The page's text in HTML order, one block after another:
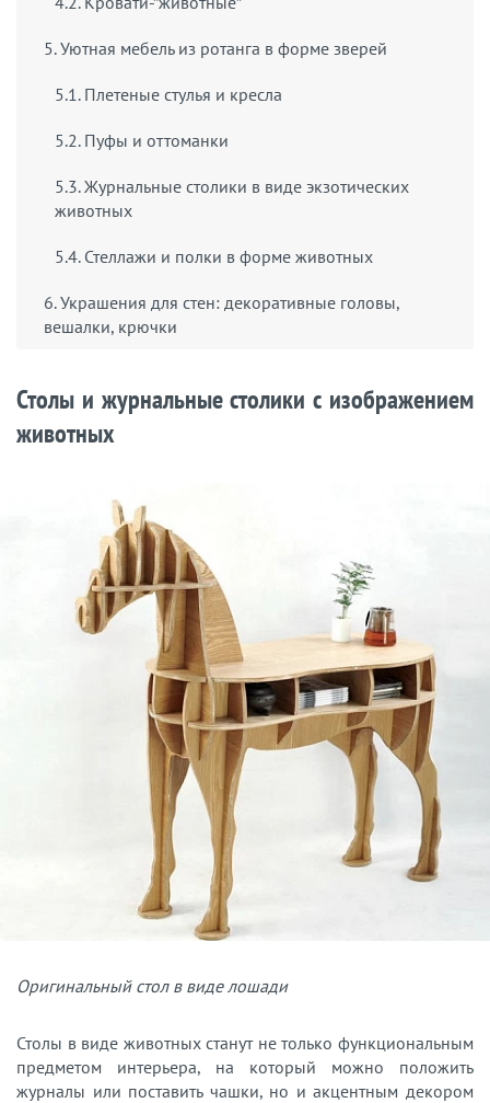
5. Уютная мебель из ротанга в форме зверей
5.1. Плетеные стулья и кресла
5.2. Пуфы и оттоманки
5.3. Журнальные столики в виде экзотических
животных
5.4. Стеллажи и полки в форме животных
6. Украшения для стен: декоративные головы,
вешалки, крючки
Столы и журнальные столики с изображением
животных
Оригинальный стол в виде лошади
Столы в виде животных станут не только функциональным
предметом интерьера, на который можно положить
журналы или поставить чашки, но и акцентным декором